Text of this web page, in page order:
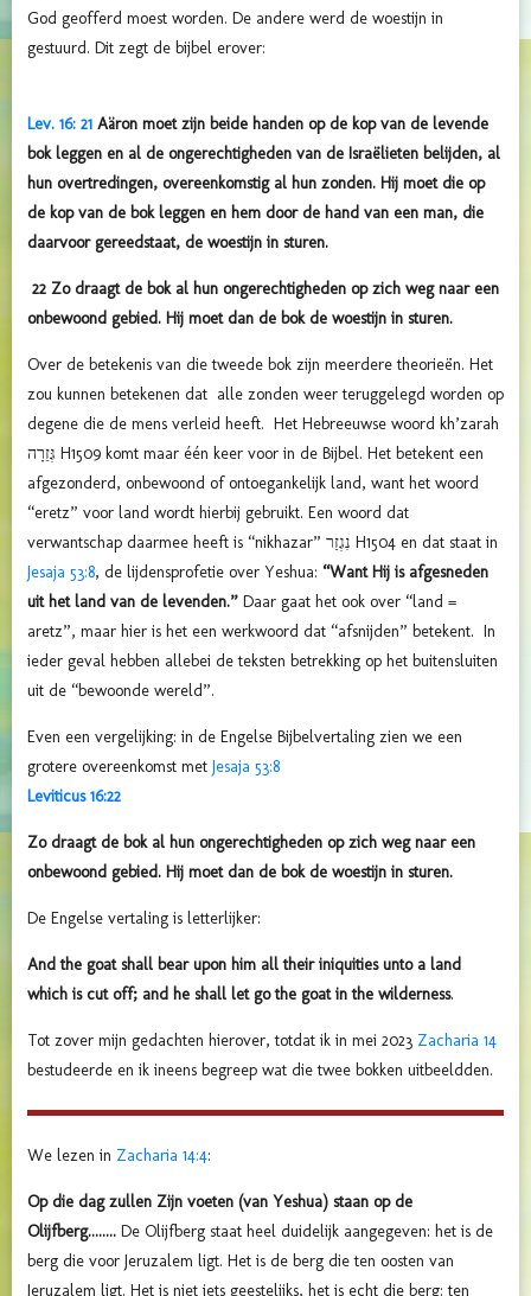
God geofferd moest worden. De andere werd de woestijn in
gestuurd. Dit zegt de bijbel erover:
Lev. 16: 21 Aäron moet zijn beide handen op de kop van de levende
bok leggen en al de ongerechtigheden van de Israëlieten belijden, al
hun overtredingen, overeenkomstig al hun zonden. Hij moet die op
de kop van de bok leggen en hem door de hand van een man, die
daarvoor gereedstaat, de woestijn in sturen.
22 Zo draagt de bok al hun ongerechtigheden op zich weg naar een
onbewoond gebied. Hij moet dan de bok de woestijn in sturen.
Over de betekenis van die tweede bok zijn meerdere theorieën. Het
zou kunnen betekenen dat alle zonden weer teruggelegd worden op
degene die de mens verleid heeft. Het Hebreeuwse woord kh’zarah
גְּזֵרָה H1509 komt maar één keer voor in de Bijbel. Het betekent een
afgezonderd, onbewoond of ontoegankelijk land, want het woord
“eretz” voor land wordt hierbij gebruikt. Een woord dat
verwantschap daarmee heeft is “nikhazar” נִגְזַר H1504 en dat staat in
Jesaja 53:8, de lijdensprofetie over Yeshua: “Want Hij is afgesneden
uit het land van de levenden.” Daar gaat het ook over “land =
aretz”, maar hier is het een werkwoord dat “afsnijden” betekent. In
ieder geval hebben allebei de teksten betrekking op het buitensluiten
uit de “bewoonde wereld”.
Even een vergelijking: in de Engelse Bijbelvertaling zien we een
grotere overeenkomst met Jesaja 53:8
Leviticus 16:22
Zo draagt de bok al hun ongerechtigheden op zich weg naar een
onbewoond gebied. Hij moet dan de bok de woestijn in sturen.
De Engelse vertaling is letterlijker:
And the goat shall bear upon him all their iniquities unto a land
which is cut off; and he shall let go the goat in the wilderness.
Tot zover mijn gedachten hierover, totdat ik in mei 2023 Zacharia 14
bestudeerde en ik ineens begreep wat die twee bokken uitbeeldden.
We lezen in Zacharia 14:4:
Op die dag zullen Zijn voeten (van Yeshua) staan op de
Olijfberg........ De Olijfberg staat heel duidelijk aangegeven: het is de
berg die voor Jeruzalem ligt. Het is de berg die ten oosten van
Jeruzalem ligt. Het is niet iets geestelijks, het is echt die berg: ten